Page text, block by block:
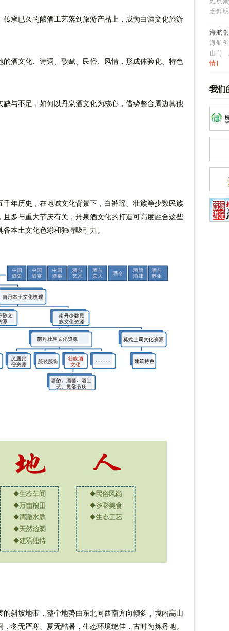
承已久的酿酒工艺落到旅游产品上，成为白酒文化旅游
酒文化、诗词、歌赋、民俗、风情，形成体验化、特色
与不足，如何以丹泉酒文化为核心，借势整合周边其他
年历史，在地域文化背景下，白裤瑶、壮族等少数民族
多与重大节庆有关，丹泉酒文化的打造可高度融合这些
本土文化色彩和独特吸引力。
斜坡地带，整个地势由东北向西南方向倾斜，境内高山
冬无严寒、夏无酷暑，生态环境绝佳，古时为炼丹地。
乏鲜
海航
海航
山”）
情]
我们